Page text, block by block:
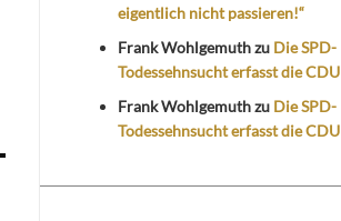
eigentlich nicht passieren!“
Frank Wohlgemuthzu Die SPD-
Todessehnsucht erfasst die CDU
Frank Wohlgemuthzu Die SPD-
Todessehnsucht erfasst die CDU